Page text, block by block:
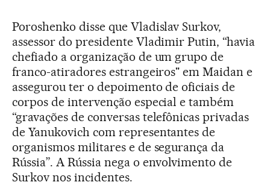
Poroshenko disse que Vladislav Surkov,
assessor do presidente Vladimir Putin, “havia
chefiado a organização de um grupo de
franco-atiradores estrangeiros" em Maidan e
assegurou ter o depoimento de oficiais de
corpos de intervenção especial e também
“gravações de conversas telefônicas privadas
de Yanukovich com representantes de
organismos militares e de segurança da
Rússia”. A Rússia nega o envolvimento de
Surkov nos incidentes.